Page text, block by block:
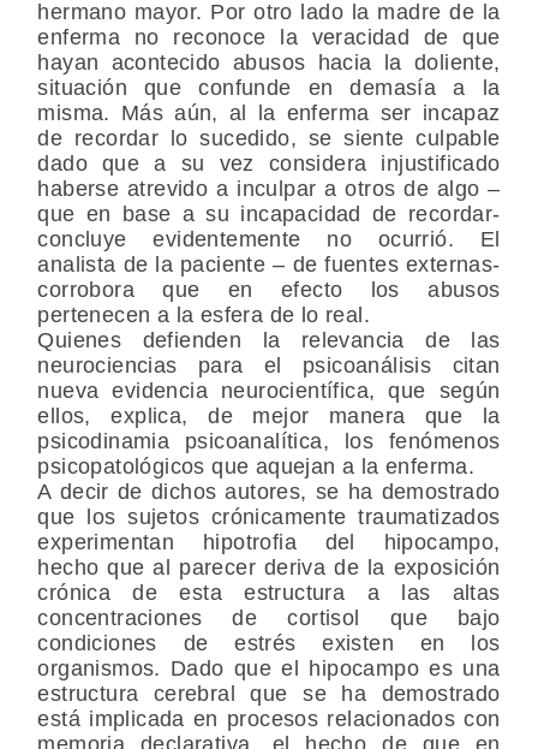
hermano mayor. Por otro lado la madre de la
enferma no reconoce la veracidad de que
hayan acontecido abusos hacia la doliente,
situación que confunde en demasía a la
misma. Más aún, al la enferma ser incapaz
de recordar lo sucedido, se siente culpable
dado que a su vez considera injustificado
haberse atrevido a inculpar a otros de algo –
que en base a su incapacidad de recordar-
concluye evidentemente no ocurrió. El
analista de la paciente – de fuentes externas-
corrobora que en efecto los abusos
pertenecen a la esfera de lo real.
Quienes defienden la relevancia de las
neurociencias para el psicoanálisis citan
nueva evidencia neurocientífica, que según
ellos, explica, de mejor manera que la
psicodinamia psicoanalítica, los fenómenos
psicopatológicos que aquejan a la enferma.
A decir de dichos autores, se ha demostrado
que los sujetos crónicamente traumatizados
experimentan hipotrofia del hipocampo,
hecho que al parecer deriva de la exposición
crónica de esta estructura a las altas
concentraciones de cortisol que bajo
condiciones de estrés existen en los
organismos. Dado que el hipocampo es una
estructura cerebral que se ha demostrado
está implicada en procesos relacionados con
memoria declarativa, el hecho de que en